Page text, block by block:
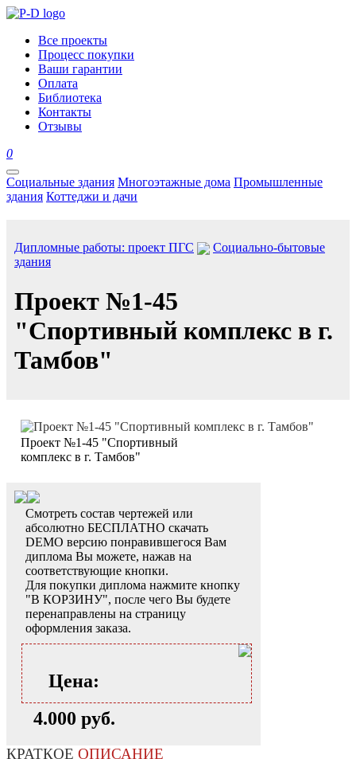
Все проекты
Процесс покупки
Ваши гарантии
Оплата
Библиотека
Контакты
Отзывы
0
Социальные здания Многоэтажные дома Промышленные
здания Коттеджи и дачи
Дипломные работы: проект ПГС
Социально-бытовые
здания
Проект №1-45
"Спортивный комплекс в г.
Тамбов"
Проект №1-45 "Спортивный
комплекс в г. Тамбов"
Смотреть состав чертежей или
абсолютно БЕСПЛАТНО скачать
DEMO версию понравившегося Вам
диплома Вы можете, нажав на
соответствующие кнопки.
Для покупки диплома нажмите кнопку
"В КОРЗИНУ", после чего Вы будете
перенаправлены на страницу
оформления заказа.
Цена:
4.000 руб.
КРАТКОЕ ОПИСАНИЕ